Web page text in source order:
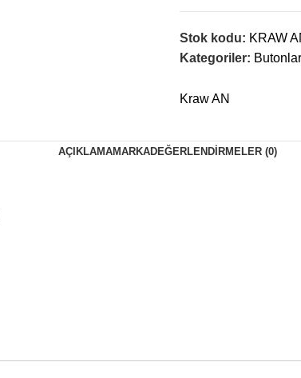
Stok kodu: KRAW
Kategoriler: Butonlar
Kraw AN
AÇIKLAMAMARKADEĞERLENDIRMELER (0)